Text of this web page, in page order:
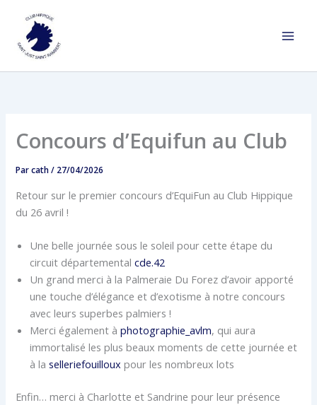
contenu
Concours d’Equifun au Club
Parcath/ 27/04/2026
Retour sur le premier concours d’EquiFun au Club Hippique
du 26 avril !
Une belle journée sous le soleil pour cette étape du
circuit départementalcde.42
Un grand merci à la Palmeraie Du Forez d’avoir apporté
une touche d’élégance et d’exotisme à notre concours
avec leurs superbes palmiers !
Merci également àphotographie_avlm, qui aura
immortalisé les plus beaux moments de cette journée et
à laselleriefouilloux pour les nombreux lots
Enfin… merci à Charlotte et Sandrine pour leur présence